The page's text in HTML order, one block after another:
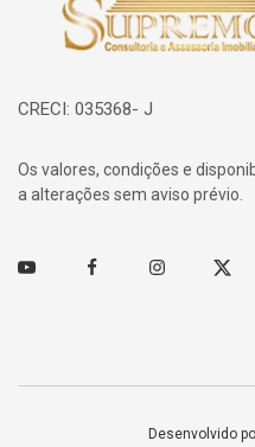
CRECI: 035368- J
Os valores, condições e
a alterações sem aviso prévio.
Youtube FacebookInstagram
Desenvolvido